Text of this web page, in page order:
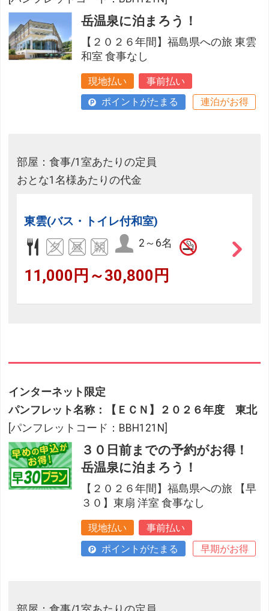
岳温泉に泊まろう！
【２０２６年間】福島県への旅 東雲
和室 食事なし
現地払い
事前払い
ポイントがたまる
連泊がお得
部屋：食事/1室あたりの定員
おとな1名様あたりの代金
東雲(バス・トイレ付和室)
2～6名
11,000円～30,800円
インターネット限定
パンフレット名称：【ＥＣＮ】２０２６年度 東北
[パンフレットコード：BBH121N]
３０日前までの予約がお得！
岳温泉に泊まろう！
【２０２６年間】福島県への旅 【早
３０】東扇 洋室 食事なし
現地払い
事前払い
ポイントがたまる
早期がお得